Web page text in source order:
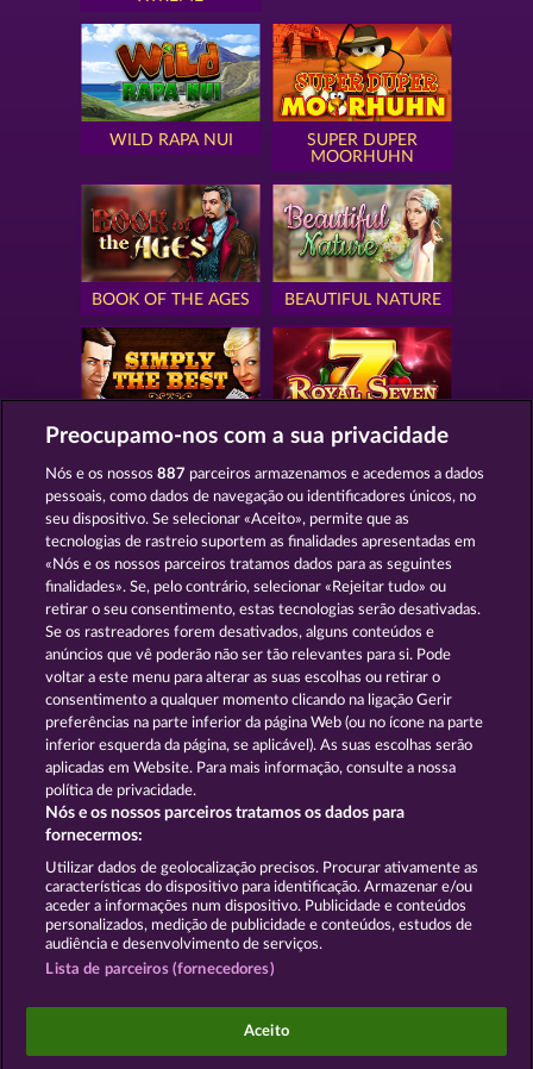
WILD RAPA NUI
SUPER DUPER
MOORHUHN
BOOK OF THE AGES BEAUTIFUL NATURE
SIMPLY THE BEST ROYAL SEVEN
GOLDEN EI OF
MOORHUHN
FOREVER
DIAMONDS
Mostrar todos os jogos
Termos e Condições
Declaração de Privacidade Marca
Empresa Perguntas frequentes Facebook
Enviar pedido de rescisão
Os jogos do Casino social destinam-se apenas a fins
de entretenimento e não têm qualquer influência
Preocupamo-nos com a sua privacidade
Nós e os nossos887 parceiros armazenamos e acedemos a dados
pessoais, como dados de navegação ou identificadores únicos, no
seu dispositivo. Se selecionar «Aceito», permite que as
tecnologias de rastreio suportem as finalidades apresentadas em
«Nós e os nossos parceiros tratamos dados para as seguintes
finalidades». Se, pelo contrário, selecionar «Rejeitar tudo» ou
retirar o seu consentimento, estas tecnologias serão desativadas.
Se os rastreadores forem desativados, alguns conteúdos e
anúncios que vê poderão não ser tão relevantes para si. Pode
voltar a este menu para alterar as suas escolhas ou retirar o
consentimento a qualquer momento clicando na ligação Gerir
preferências na parte inferior da página Web (ou no ícone na parte
inferior esquerda da página, se aplicável). As suas escolhas serão
aplicadas em Website. Para mais informação, consulte a nossa
política de privacidade.
Nós e os nossos parceiros tratamos os dados para
fornecermos:
Utilizar dados de geolocalização precisos. Procurar ativamente as
características do dispositivo para identificação. Armazenar e/ou
aceder a informações num dispositivo. Publicidade e conteúdos
personalizados, medição de publicidade e conteúdos, estudos de
audiência e desenvolvimento de serviços.
Lista de parceiros (fornecedores)
Aceito